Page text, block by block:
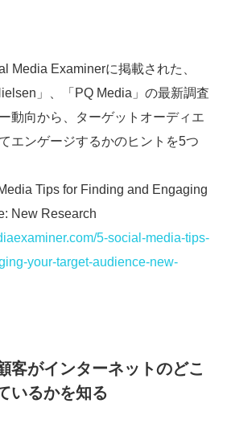
Media Examinerに掲載された、
」、「PQ Media」の最新調査
動向から、ターゲットオーディエ
エンゲージするかのヒントを5つ
Tips for Finding and Engaging
New Research
5-social-media-tips-
your-target-audience-new-
客がインターネットのどこ
いるかを知る